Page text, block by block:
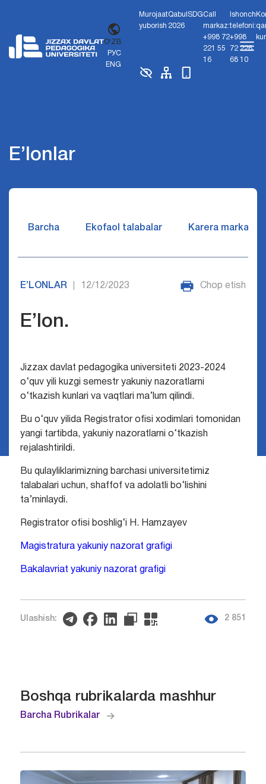
O'ZB
РУС
ENG
Murojaat
yuborish
Qabul
2026
SDGCall
markaz:
+998 72
221 55
16
Ishonch
telefoni:
+998
72 226
68 10
E’lonlar
Barcha Ekofaol talabalar Karera markazi
E’LONLAR 12/12/2023 Chop etish
E’lon.
Jizzax davlat pedagogika universiteti 2023-2024
o‘quv yili kuzgi semestr yakuniy nazoratlarni
o‘tkazish kunlari va vaqtlari ma’lum qilindi.
Bu o‘quv yilida Registrator ofisi xodimlari tomonidan
yangi tartibda, yakuniy nazoratlarni o‘tkazish
rejalashtirildi.
Bu qulayliklarimizning barchasi universitetimiz
talabalari uchun, shaffof va adolatli bo‘lishini
ta’minlaydi.
Registrator ofisi boshlig‘i H. Hamzayev
Magistratura yakuniy nazorat grafigi
Bakalavriat yakuniy nazorat grafigi
Ulashish: 2 851
Boshqa rubrikalarda mashhur
Barcha Rubrikalar